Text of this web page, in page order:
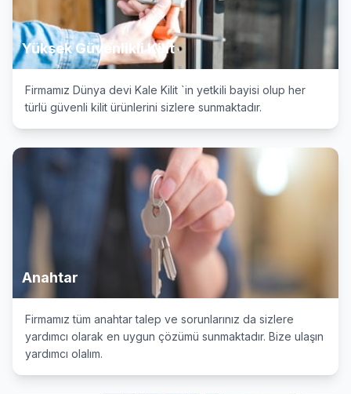
Yüksek Güvenlikli Kilit
Firmamız Dünya devi Kale Kilit `in yetkili bayisi olup her
türlü güvenli kilit ürünlerini sizlere sunmaktadır.
Anahtar
Firmamız tüm anahtar talep ve sorunlarınız da sizlere
yardımcı olarak en uygun çözümü sunmaktadır. Bize ulaşın
yardımcı olalım.